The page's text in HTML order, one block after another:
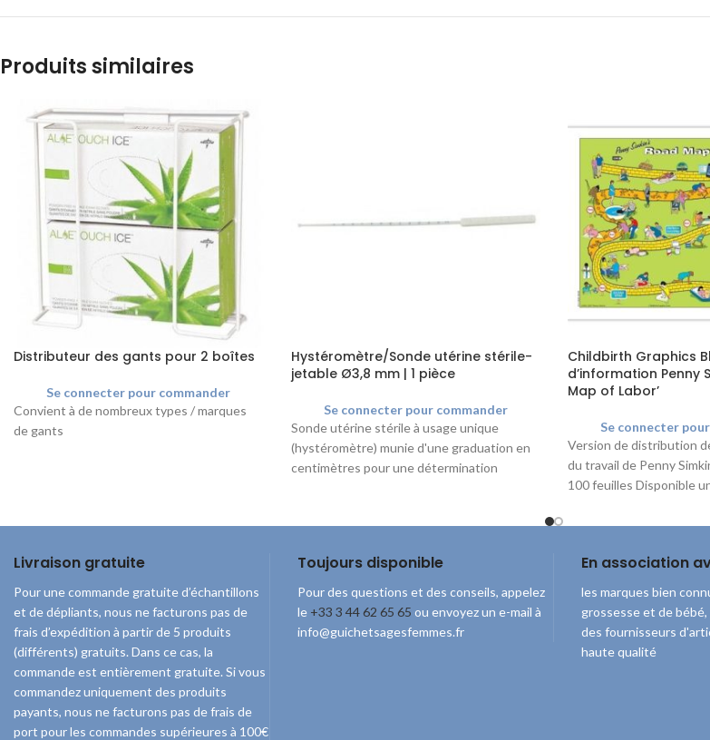
Produits similaires
Distributeur des gants pour 2 boîtes
Se connecter pour commander
Convient à de nombreux types / marques
de gants
Hystéromètre/Sonde utérine stérile-
jetable Ø3,8 mm | 1 pièce
Se connecter pour commander
Sonde utérine stérile à usage unique
(hystéromètre) munie d'une graduation en
centimètres pour une détermination
Childbirth Graphics
d’information Penny
Map of Labor’
Se connecter
Version de distribution
du travail de Penny
100 feuilles Disponible
Livraison gratuite
Pour une commande gratuite d’échantillons
et de dépliants, nous ne facturons pas de
frais d’expédition à partir de 5 produits
(différents) gratuits. Dans ce cas, la
commande est entièrement gratuite. Si vous
commandez uniquement des produits
payants, nous ne facturons pas de frais de
port pour les commandes supérieures à 100€
Toujours disponible
Pour des questions et des conseils, appelez
le +33 3 44 62 65 65 ou envoyez un e-mail à
info@guichetsagesfemmes.fr
En association
les marques bien
grossesse et de
des fournisseurs
haute qualité